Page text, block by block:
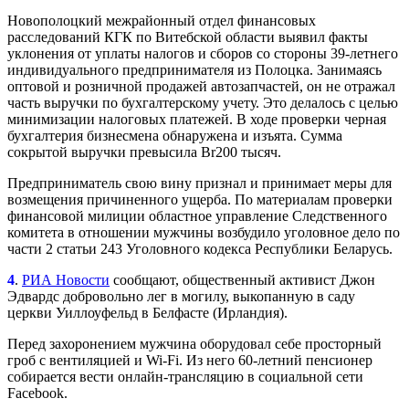
Новополоцкий межрайонный отдел финансовых
расследований КГК по Витебской области выявил факты
уклонения от уплаты налогов и сборов со стороны 39-летнего
индивидуального предпринимателя из Полоцка. Занимаясь
оптовой и розничной продажей автозапчастей, он не отражал
часть выручки по бухгалтерскому учету. Это делалось с целью
минимизации налоговых платежей. В ходе проверки черная
бухгалтерия бизнесмена обнаружена и изъята. Сумма
сокрытой выручки превысила Br200 тысяч.
Предприниматель свою вину признал и принимает меры для
возмещения причиненного ущерба. По материалам проверки
финансовой милиции областное управление Следственного
комитета в отношении мужчины возбудило уголовное дело по
части 2 статьи 243 Уголовного кодекса Республики Беларусь.
4. РИА Новости сообщают, общественный активист Джон
Эдвардс добровольно лег в могилу, выкопанную в саду
церкви Уиллоуфельд в Белфасте (Ирландия).
Перед захоронением мужчина оборудовал себе просторный
гроб с вентиляцией и Wi-Fi. Из него 60-летний пенсионер
собирается вести онлайн-трансляцию в социальной сети
Facebook.